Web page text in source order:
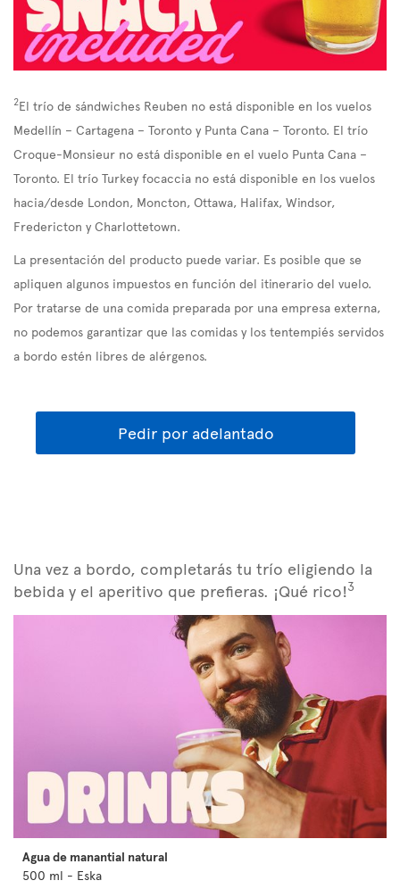
2El trío de sándwiches Reuben no está disponible en los vuelos
Medellín – Cartagena – Toronto y Punta Cana – Toronto. El trío
Croque-Monsieur no está disponible en el vuelo Punta Cana –
Toronto. El trío Turkey focaccia no está disponible en los vuelos
hacia/desde London, Moncton, Ottawa, Halifax, Windsor,
Fredericton y Charlottetown.
La presentación del producto puede variar. Es posible que se
apliquen algunos impuestos en función del itinerario del vuelo.
Por tratarse de una comida preparada por una empresa externa,
no podemos garantizar que las comidas y los tentempiés servidos
a bordo estén libres de alérgenos.
Pedir por adelantado
Una vez a bordo, completarás tu trío eligiendo la
bebida y el aperitivo que prefieras. ¡Qué rico!3
Agua de manantial natural
500 ml - Eska